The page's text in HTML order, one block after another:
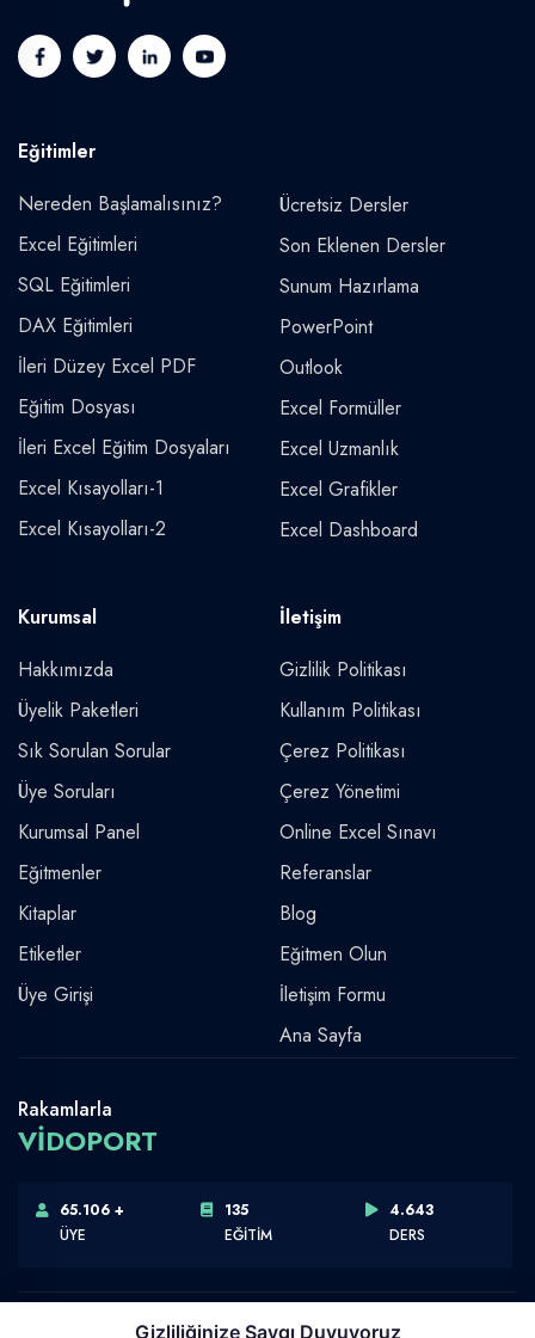
Eğitimler
Nereden Başlamalısınız?
Excel Eğitimleri
SQL Eğitimleri
DAX Eğitimleri
İleri Düzey Excel PDF
Eğitim Dosyası
İleri Excel Eğitim Dosyaları
Excel Kısayolları-1
Excel Kısayolları-2
Ücretsiz Dersler
Son Eklenen Dersler
Sunum Hazırlama
PowerPoint
Outlook
Excel Formüller
Excel Uzmanlık
Excel Grafikler
Excel Dashboard
Kurumsal
Hakkımızda
Üyelik Paketleri
Sık Sorulan Sorular
Üye Soruları
Kurumsal Panel
Eğitmenler
Kitaplar
Etiketler
Üye Girişi
İletişim
Gizlilik Politikası
Kullanım Politikası
Çerez Politikası
Çerez Yönetimi
Online Excel Sınavı
Referanslar
Blog
Eğitmen Olun
İletişim Formu
Ana Sayfa
Rakamlarla
VİDOPORT
65.106 +
ÜYE
135
EĞİTİM
4.643
DERS
Gizliliğinize Saygı Duyuyoruz